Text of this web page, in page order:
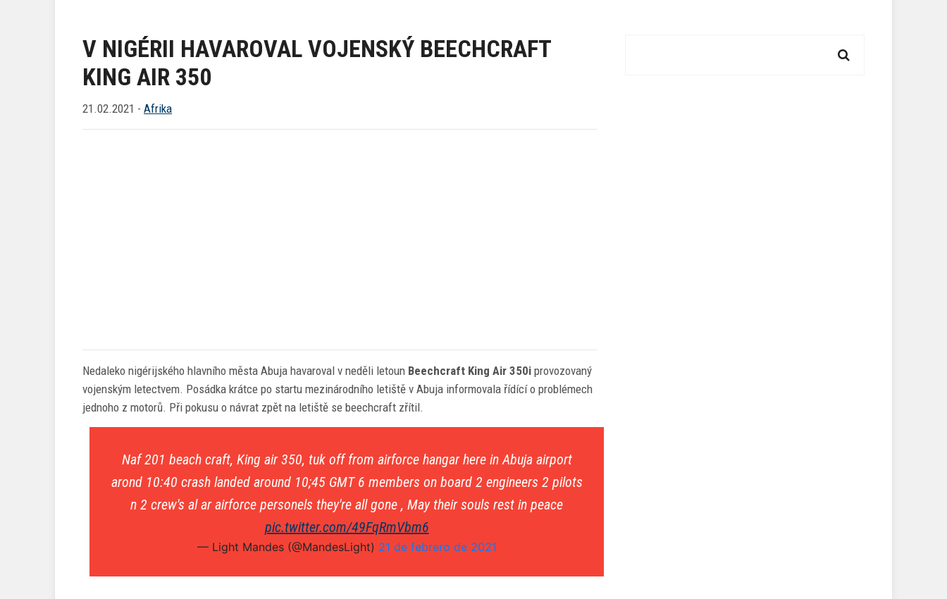
V NIGÉRII HAVAROVAL VOJENSKÝ BEECHCRAFT
KING AIR 350
21.02.2021 - Afrika
Nedaleko nigérijského hlavního města Abuja havaroval v neděli letoun Beechcraft King Air 350i provozovaný
vojenským letectvem. Posádka krátce po startu mezinárodního letiště v Abuja informovala řídící o problémech
jednoho z motorů. Při pokusu o návrat zpět na letiště se beechcraft zřítil.
Naf 201 beach craft, King air 350, tuk off from airforce hangar here in Abuja airport
arond 10:40 crash landed around 10;45 GMT 6 members on board 2 engineers 2 pilots
n 2 crew's al ar airforce personels they're all gone , May their souls rest in peace
pic.twitter.com/49FqRmVbm6
— Light Mandes (@MandesLight) 21 de febrero de 2021